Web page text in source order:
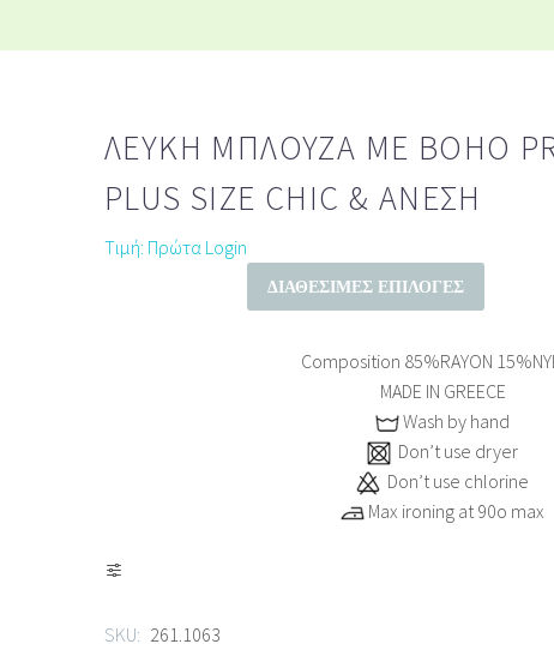
ΛΕΥΚΉ ΜΠΛΟΎΖΑ ΜΕ BOHO
PLUS SIZE CHIC & ΆΝΕΣΗ
Τιμή: Πρώτα Login
ΔΙΑΘΈΣΙΜΕΣ ΕΠΙΛΟΓΈΣ
Composition 85%RAYON
MADE IN GREECE
Wash by hand
Don’t use dryer
Don’t use chlorine
Max ironing at 90ο max
SKU: 261.1063